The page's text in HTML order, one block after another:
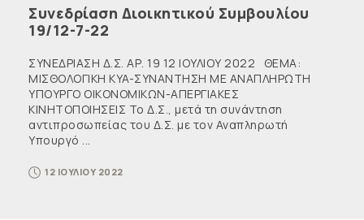
Συνεδρίαση Διοικητικού Συμβουλίου
19/12-7-22
ΣΥΝΕΔΡΙΑΣΗ Δ.Σ. ΑΡ. 19 12 ΙΟΥΛΙΟΥ 2022 ΘΕΜΑ:
ΜΙΣΘΟΛΟΓΙΚΗ KYA-ΣΥΝΑΝΤΗΣΗ ΜΕ ΑΝΑΠΛΗΡΩΤΗ
ΥΠΟΥΡΓΟ ΟΙΚΟΝΟΜΙΚΩΝ-ΑΠΕΡΓΙΑΚΕΣ
ΚΙΝΗΤΟΠΟΙΗΣΕΙΣ Το Δ.Σ., μετά τη συνάντηση
αντιπροσωπείας του Δ.Σ. με τον Αναπληρωτή
Υπουργό ...
12 ΙΟΥΛΙΟΥ 2022